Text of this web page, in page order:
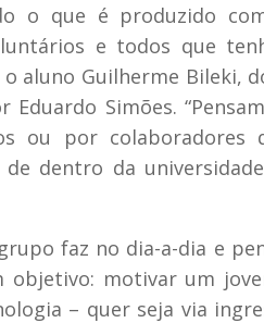
o que é produzido
e todos que
aluno Guilherme Bileki,
Simões.
ou por colaboradores
dentro da
faz no dia-a-dia e
objetivo: motivar um
– quer seja via